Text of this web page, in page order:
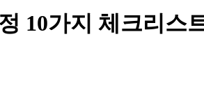
10가지 체크리스